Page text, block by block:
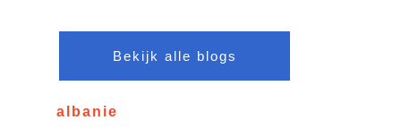
Bekijk alle blogs
albanie